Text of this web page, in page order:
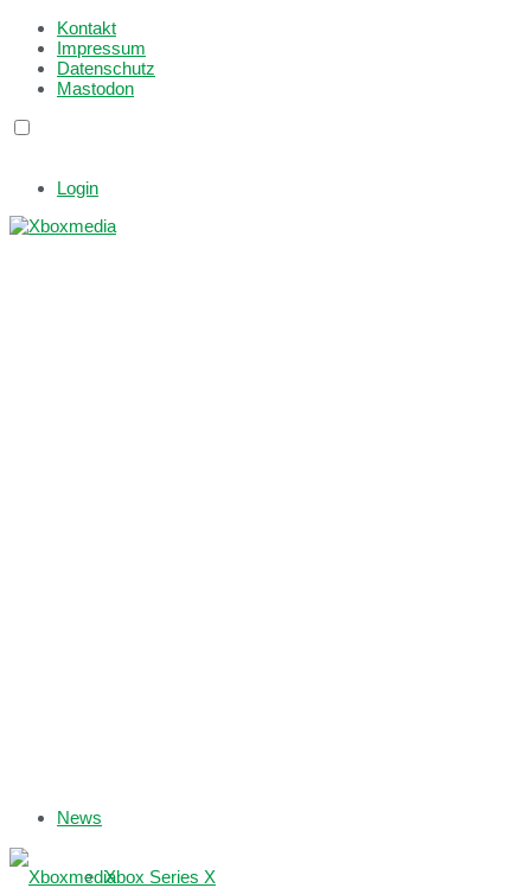
Kontakt
Impressum
Datenschutz
Mastodon
Login
News
Xbox Series X